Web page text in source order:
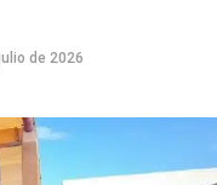
de 2026